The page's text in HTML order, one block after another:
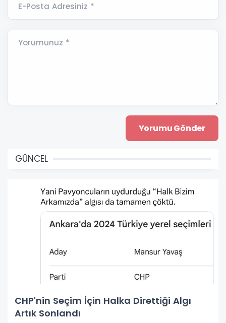
E-Posta Adresiniz *
Yorumunuz *
GÜNCEL
CHP'nin Seçim İçin Halka Direttiği Algı
Artık Sonlandı